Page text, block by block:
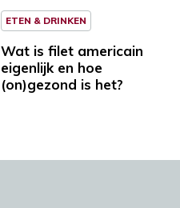
ETEN & DRINKEN
Wat is filet americain
eigenlijk en hoe
(on)gezond is het?